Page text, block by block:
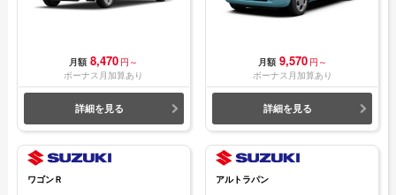
月額 8,470 円～
ボーナス月加算あり
詳細を見る
月額 9,570 円～
ボーナス月加算あり
詳細を見る
ワゴンＲ アルトラパン